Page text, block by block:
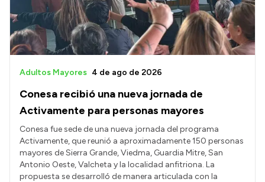
Conesa recibió una nueva jornada de
Activamente para personas mayores
Adultos Mayores 4 de ago de 2026
Conesa fue sede de una nueva jornada del programa
Activamente, que reunió a aproximadamente 150 personas
mayores de Sierra Grande, Viedma, Guardia Mitre, San
Antonio Oeste, Valcheta y la localidad anfitriona. La
propuesta se desarrolló de manera articulada con la